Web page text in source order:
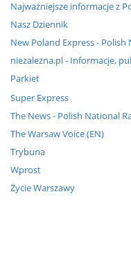
Najważniejsze informacje z
Nasz Dziennik
New Poland Express -
niezalezna.pl - Informacje,
Parkiet
Super Express
The News - Polish National
The Warsaw Voice (EN)
Trybuna
Wprost
Życie Warszawy